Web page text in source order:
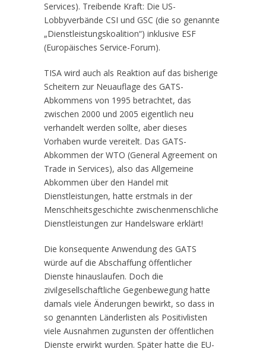
Services). Treibende Kraft: Die US-
Lobbyverbände CSI und GSC (die so genannte
„Dienstleistungskoalition“) inklusive ESF
(Europäisches Service-Forum).
TISA wird auch als Reaktion auf das bisherige
Scheitern zur Neuauflage des GATS-
Abkommens von 1995 betrachtet, das
zwischen 2000 und 2005 eigentlich neu
verhandelt werden sollte, aber dieses
Vorhaben wurde vereitelt. Das GATS-
Abkommen der WTO (General Agreement on
Trade in Services), also das Allgemeine
Abkommen über den Handel mit
Dienstleistungen, hatte erstmals in der
Menschheitsgeschichte zwischenmenschliche
Dienstleistungen zur Handelsware erklärt!
Die konsequente Anwendung des GATS
würde auf die Abschaffung öffentlicher
Dienste hinauslaufen. Doch die
zivilgesellschaftliche Gegenbewegung hatte
damals viele Änderungen bewirkt, so dass in
so genannten Länderlisten als Positivlisten
viele Ausnahmen zugunsten der öffentlichen
Dienste erwirkt wurden. Später hatte die EU-